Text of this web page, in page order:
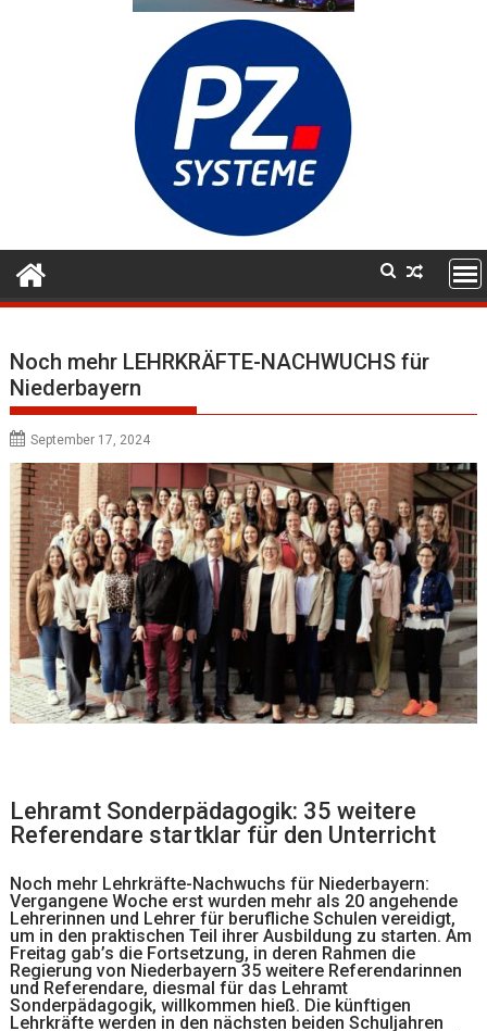
Noch mehr LEHRKRÄFTE-NACHWUCHS für
Niederbayern
September 17, 2024
Lehramt Sonderpädagogik: 35 weitere
Referendare startklar für den Unterricht
Noch mehr Lehrkräfte-Nachwuchs für Niederbayern:
Vergangene Woche erst wurden mehr als 20 angehende
Lehrerinnen und Lehrer für berufliche Schulen vereidigt,
um in den praktischen Teil ihrer Ausbildung zu starten. Am
Freitag gab’s die Fortsetzung, in deren Rahmen die
Regierung von Niederbayern 35 weitere Referendarinnen
und Referendare, diesmal für das Lehramt
Sonderpädagogik, willkommen hieß. Die künftigen
Lehrkräfte werden in den nächsten beiden Schuljahren